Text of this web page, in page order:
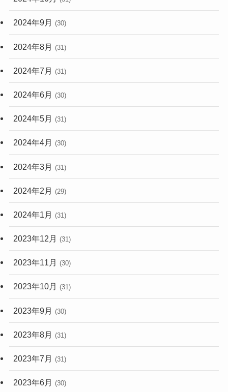
2024年9月 (30)
2024年8月 (31)
2024年7月 (31)
2024年6月 (30)
2024年5月 (31)
2024年4月 (30)
2024年3月 (31)
2024年2月 (29)
2024年1月 (31)
2023年12月 (31)
2023年11月 (30)
2023年10月 (31)
2023年9月 (30)
2023年8月 (31)
2023年7月 (31)
2023年6月 (30)